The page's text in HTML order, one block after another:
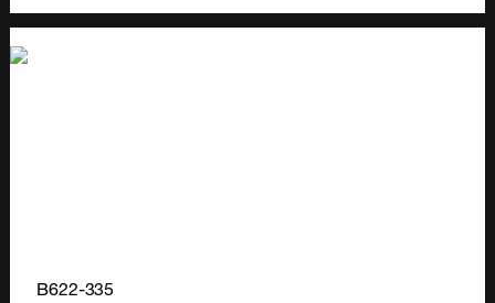
B622-335